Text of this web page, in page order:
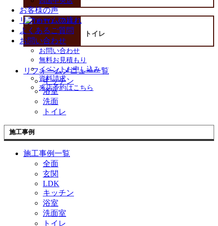
お客様の声
リフォームの流れ
よくあるご質問
お問い合わせ
お問い合わせ
無料お見積もり
イベントお申し込み
資料請求
来店予約はこちら
トイレ
リフォームメニュー一覧
キッチン
浴室
洗面
トイレ
施工事例
施工事例一覧
全面
玄関
LDK
キッチン
浴室
洗面室
トイレ